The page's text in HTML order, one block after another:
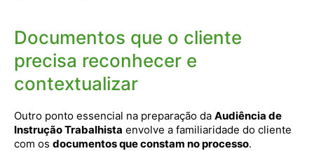
Documentos que o cliente
precisa reconhecer e
contextualizar
Outro ponto essencial na preparação da Audiência de
Instrução Trabalhista envolve a familiaridade do cliente
com os documentos que constam no processo.